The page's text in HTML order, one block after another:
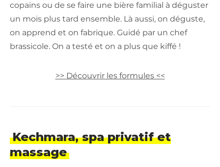
copains ou de se faire une bière familial à déguster
un mois plus tard ensemble. Là aussi, on déguste,
on apprend et on fabrique. Guidé par un chef
brassicole. On a testé et on a plus que kiffé !
>> Découvrir les formules <<
Kechmara, spa privatif et
massage